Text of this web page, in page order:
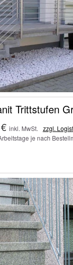
Trittstufen
inkl. MwSt.
zzgl.
je nach